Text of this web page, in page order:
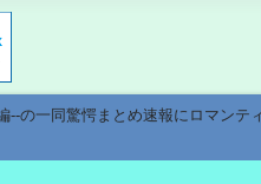
の一同驚愕まとめ速報にロマンテ